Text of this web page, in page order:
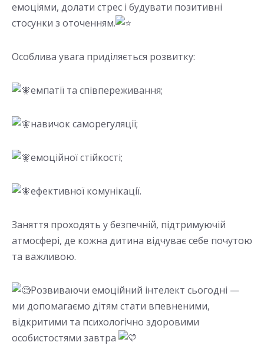
емоціями, долати стрес і будувати позитивні
стосунки з оточенням.
Особлива увага приділяється розвитку:
емпатії та співпереживання;
навичок саморегуляції;
емоційної стійкості;
ефективної комунікації.
Заняття проходять у безпечній, підтримуючій
атмосфері, де кожна дитина відчуває себе почутою
та важливою.
Розвиваючи емоційний інтелект сьогодні —
ми допомагаємо дітям стати впевненими,
відкритими та психологічно здоровими
особистостями завтра